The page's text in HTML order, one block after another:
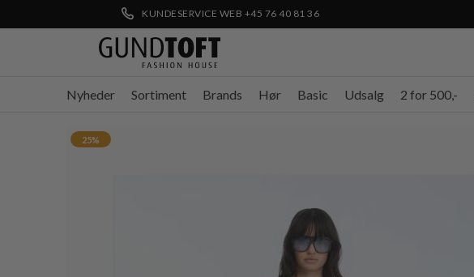
KUNDESERVICE WEB +45 76 40 81 36
Nyheder Sortiment Brands Hør Basic Udsalg 2 for 500,-
25%